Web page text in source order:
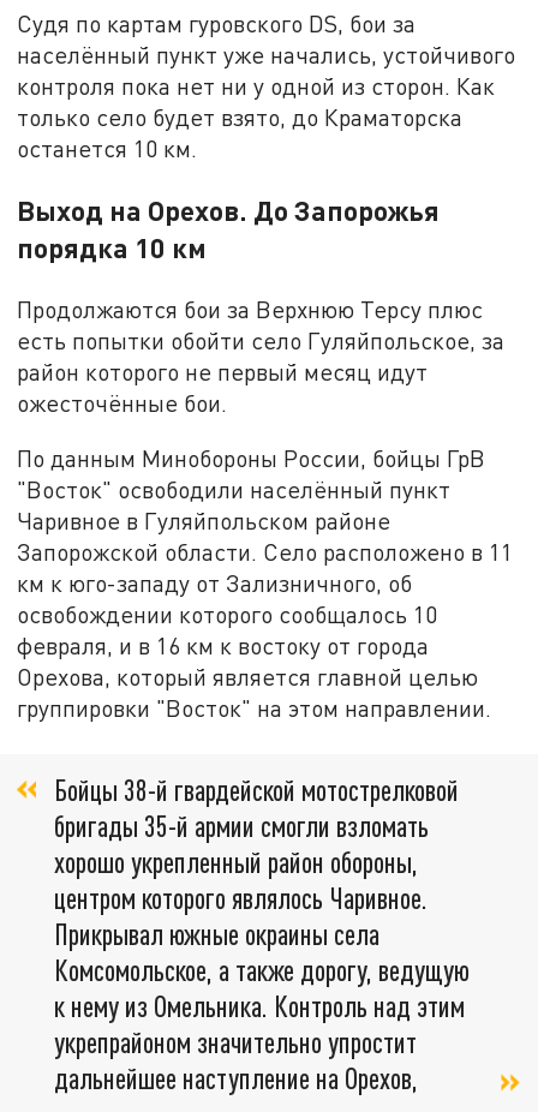
Судя по картам гуровского DS, бои за
населённый пункт уже начались, устойчивого
контроля пока нет ни у одной из сторон. Как
только село будет взято, до Краматорска
останется 10 км.
Выход на Орехов. До Запорожья
порядка 10 км
Продолжаются бои за Верхнюю Терсу плюс
есть попытки обойти село Гуляйпольское, за
район которого не первый месяц идут
ожесточённые бои.
По данным Минобороны России, бойцы ГрВ
"Восток" освободили населённый пункт
Чаривное в Гуляйпольском районе
Запорожской области. Село расположено в 11
км к юго-западу от Зализничного, об
освобождении которого сообщалось 10
февраля, и в 16 км к востоку от города
Орехова, который является главной целью
группировки "Восток" на этом направлении.
Бойцы 38-й гвардейской мотострелковой
бригады 35-й армии смогли взломать
хорошо укрепленный район обороны,
центром которого являлось Чаривное.
Прикрывал южные окраины села
Комсомольское, а также дорогу, ведущую
к нему из Омельника. Контроль над этим
укрепрайоном значительно упростит
дальнейшее наступление на Орехов,